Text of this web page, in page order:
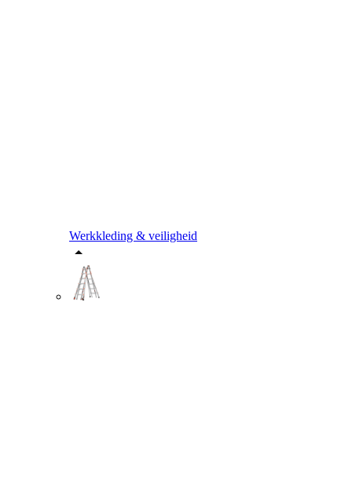
Werkkleding & veiligheid